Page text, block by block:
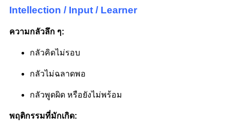
Intellection / Input / Learner
ความกลัวลึก ๆ:
กลัวคิดไม่รอบ
กลัวไม่ฉลาดพอ
กลัวพูดผิด หรือยังไม่พร้อม
พฤติกรรมที่มักเกิด: